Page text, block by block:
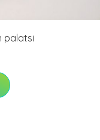
palatsi